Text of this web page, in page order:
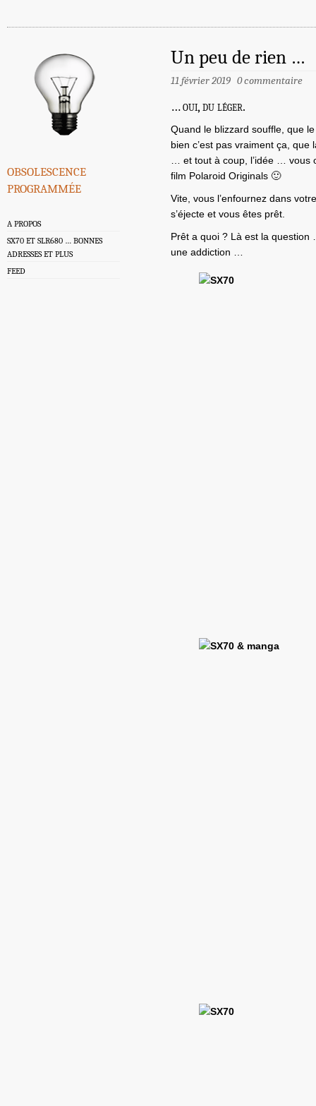
obsolescence
programmée
A PROPOS
SX70 ET SLR680 … BONNES
ADRESSES ET PLUS
FEED
Un peu de rien …
11 février 2019 0 commentaire
… oui, du léger.
Quand le blizzard souffle, que
bien c’est pas vraiment ça,
… et tout à coup, l’idée …
film Polaroid Originals 🙂
Vite, vous l’enfournez dans
s’éjecte et vous êtes prêt.
Prêt a quoi ? Là est la question
une addiction …